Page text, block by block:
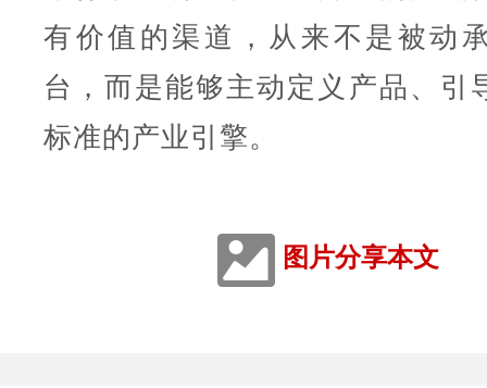
有价值的渠道，从来不是被动
台，而是能够主动定义产品、引
标准的产业引擎。
图片分享本文